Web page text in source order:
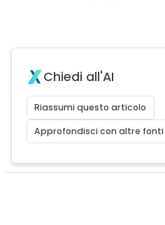
Chiedi all'AI
Riassumi questo articolo
Approfondisci con altre fonti